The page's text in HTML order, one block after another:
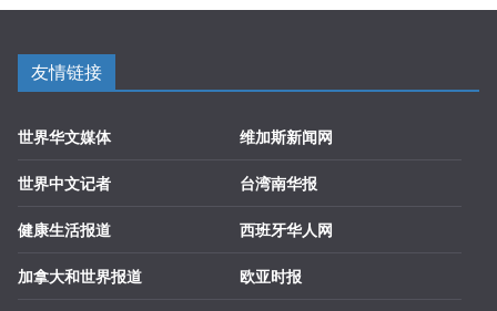
友情链接
世界华文媒体
世界中文记者
健康生活报道
加拿大和世界报道
维加斯新闻网
台湾南华报
西班牙华人网
欧亚时报